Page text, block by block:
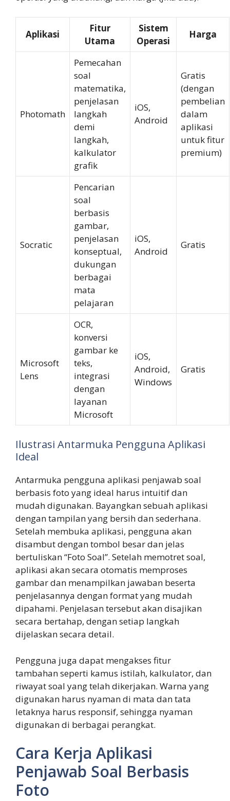
Aplikasi
Fitur
Utama
Sistem
Operasi
Harga
Photomath
Pemecahan
soal
matematika,
penjelasan
langkah
demi
langkah,
kalkulator
grafik
iOS,
Android
Gratis
(dengan
pembelian
dalam
aplikasi
untuk fitur
premium)
Socratic
Pencarian
soal
berbasis
gambar,
penjelasan
konseptual,
dukungan
berbagai
mata
pelajaran
iOS,
Android
Gratis
Microsoft
Lens
OCR,
konversi
gambar ke
teks,
integrasi
dengan
layanan
Microsoft
iOS,
Android,
Windows
Gratis
Ilustrasi Antarmuka Pengguna Aplikasi
Ideal
Antarmuka pengguna aplikasi penjawab soal
berbasis foto yang ideal harus intuitif dan
mudah digunakan. Bayangkan sebuah aplikasi
dengan tampilan yang bersih dan sederhana.
Setelah membuka aplikasi, pengguna akan
disambut dengan tombol besar dan jelas
bertuliskan “Foto Soal”. Setelah memotret soal,
aplikasi akan secara otomatis memproses
gambar dan menampilkan jawaban beserta
penjelasannya dengan format yang mudah
dipahami. Penjelasan tersebut akan disajikan
secara bertahap, dengan setiap langkah
dijelaskan secara detail.
Pengguna juga dapat mengakses fitur
tambahan seperti kamus istilah, kalkulator, dan
riwayat soal yang telah dikerjakan. Warna yang
digunakan harus nyaman di mata dan tata
letaknya harus responsif, sehingga nyaman
digunakan di berbagai perangkat.
Cara Kerja Aplikasi
Penjawab Soal Berbasis
Foto